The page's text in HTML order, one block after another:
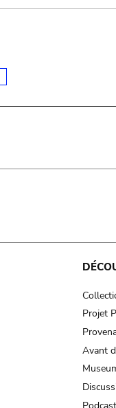
Projet
Avant